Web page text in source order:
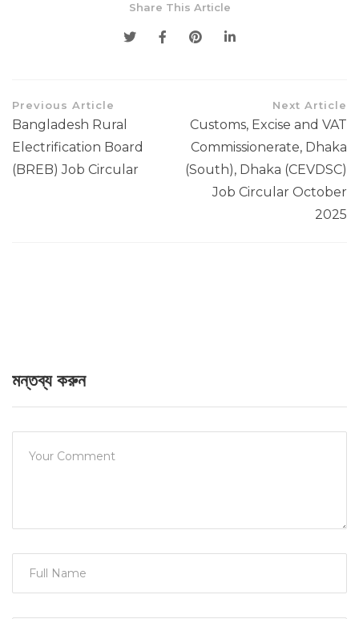
Share This Article
Previous Article
Bangladesh Rural
Electrification Board
(BREB) Job Circular
Next Article
Customs, Excise and VAT
Commissionerate, Dhaka
(South), Dhaka (CEVDSC)
Job Circular October
2025
মন্তব্য করুন